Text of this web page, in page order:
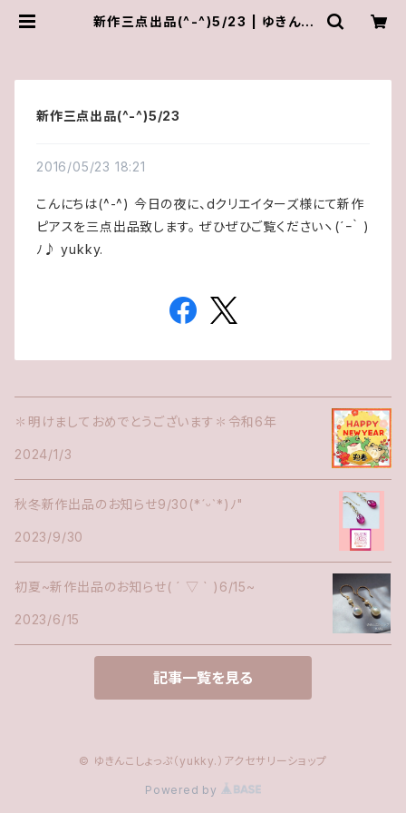
新作三点出品(^-^)5/23 | ゆきんこ
新作三点出品(^-^)5/23
2016/05/23 18:21
こんにちは(^-^) 今日の夜に、dクリエイターズ様にて新作
ピアスを三点出品致します。 ぜひぜひご覧くださいヽ(´ｰ｀ )
ﾉ♪ yukky.
✽明けましておめでとうございます✽令和6年
2024/1/3
秋冬新作出品のお知らせ9/30(*ˊᵕˋ*)ﾉ"
2023/9/30
初夏~新作出品のお知らせ( ´ ▽ ` )6/15~
2023/6/15
記事一覧を見る
© ゆきんこしょっぷ（yukky.）アクセサリーショップ
Powered by